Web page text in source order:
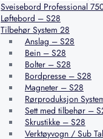
Sveisebord Professional
Løftebord – S28
Tilbehør System 28
Anslag – S28
Bein – S28
Bolter – S28
Bordpresse – S28
Magneter – S28
Rørproduksjon
Sett med tilbehør –
Skrustikke – S28
Verktøyvogn / Sub